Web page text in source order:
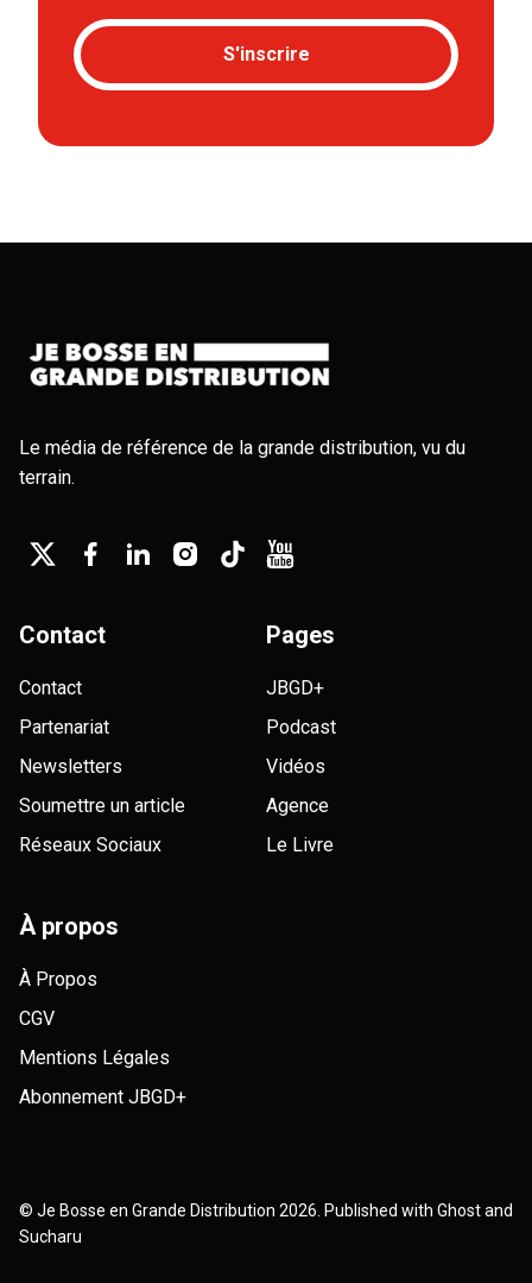
S'inscrire
Le média de référence de la grande distribution, vu du
terrain.
Contact
Contact
Partenariat
Newsletters
Soumettre un article
Réseaux Sociaux
Pages
JBGD+
Podcast
Vidéos
Agence
Le Livre
À propos
À Propos
CGV
Mentions Légales
Abonnement JBGD+
© Je Bosse en Grande Distribution 2026. Published with Ghostand
Sucharu